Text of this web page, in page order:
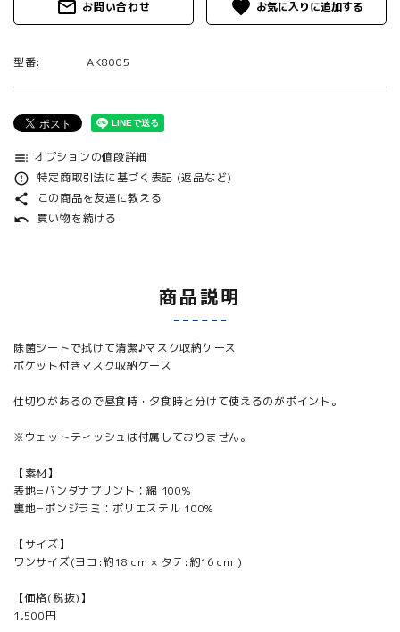
mail_outline お問い合わせ favorite
型番: AK8005
toc オプションの値段詳細
error_outline 特定商取引法に基づく表記 (返品など)
share この商品を友達に教える
undo 買い物を続ける
商品説明
除菌シートで拭けて清潔♪マスク収納ケース
ポケット付きマスク収納ケース
仕切りがあるので昼食時・夕食時と分けて使えるのがポイント。
※ウェットティッシュは付属しておりません。
【素材】
表地=バンダナプリント︰綿 100%
裏地=ポンジラミ︰ポリエステル 100%
【サイズ】
ワンサイズ(ヨコ:約18 cm × タテ:約16 cm )
【価格(税抜)】
1,500円